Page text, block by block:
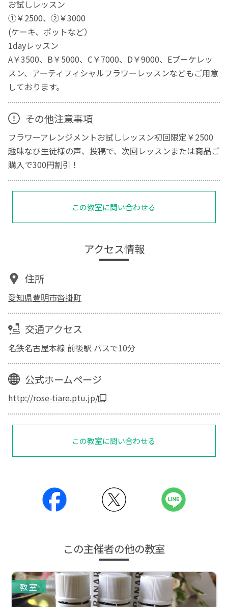
お試しレッスン
①￥2500、②￥3000
(ケーキ、ポットなど）
1dayレッスン
A￥3500、B￥5000、C￥7000、D￥9000、Eブーケレッ
スン、アーティフィシャルフラワーレッスンなどもご用意
しております。
その他注意事項
フラワーアレンジメントお試しレッスン初回限定￥2500
趣味なび生徒様の声、投稿で、次回レッスンまたは商品ご
購入で300円割引！
この教室に問い合わせる
アクセス情報
住所
愛知県豊明市沓掛町
交通アクセス
名鉄名古屋本線 前後駅 バスで10分
公式ホームページ
http://rose-tiare.ptu.jp/
この教室に問い合わせる
この主催者の他の教室
教室